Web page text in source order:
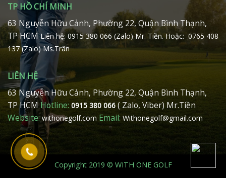
TP HỒ CHÍ MINH
63 Nguyễn Hữu Cảnh, Phường 22, Quận Bình Thạnh,
TP HCMLiên hệ: 0915 380 066 (Zalo) Mr. Tiền. Hoặc: 0765 408
137 (Zalo) Ms.Trân
LIÊN HỆ
63 Nguyễn Hữu Cảnh, Phường 22, Quận Bình Thạnh,
TP HCMHotline: 0915 380 066 ( Zalo, Viber) Mr.Tiền
Website:withonegolf.com Email: Withonegolf@gmail.com
Copyright 2019 © WITH ONE GOLF